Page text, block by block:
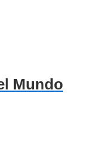
Mundo